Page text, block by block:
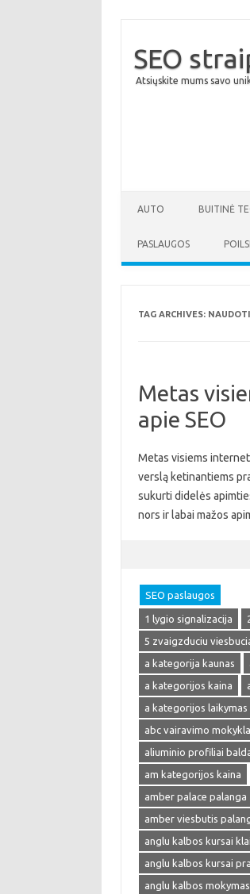
SEO
Atsiųskite mums savo
AUTO BUITINĖ
PASLAUGOS
TAG ARCHIVES:
Metas
apie SEO
Metas visiems
verslą ketinantiems
sukurti didelės
nors ir labai mažos
SEO paslaugos
1 lygio signalizacija
5 zvaigzduciu
a kategorija kaunas
a kategorijos kaina
a kategorijos laikymas
abc vairavimo mokykla
aliuminio profiliai
am kategorijos kaina
amber palace palanga
amber viesbutis
anglu kalbos kursai
anglu kalbos kursai
anglu kalbos